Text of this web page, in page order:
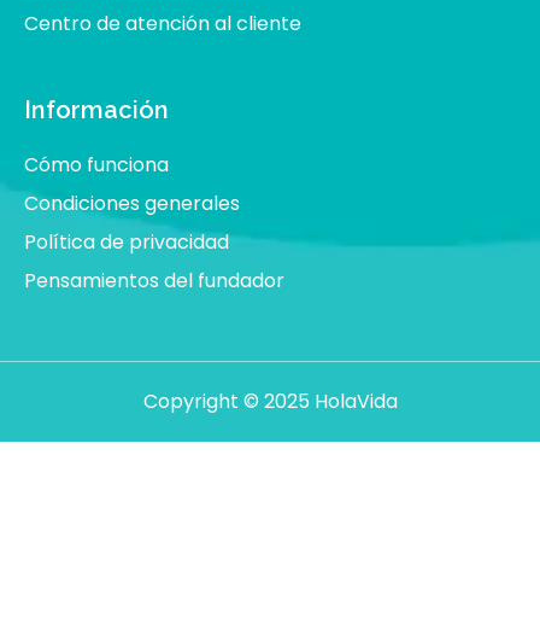
Centro de atención al cliente
Información
Cómo funciona
Condiciones generales
Política de privacidad
Pensamientos del fundador
Copyright © 2025 HolaVida